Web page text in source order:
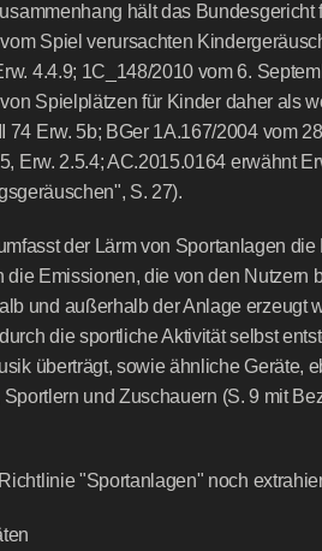
hält das Bundesgericht
Spiel verursachten
4.4.9; 1C_148/2010 vom 6.
Spielplätzen für Kinder daher als
Erw. 5b; BGer 1A.167/2004 vom
Erw. 2.5.4; AC.2015.0164 erwähnt
S. 27).
der Lärm von Sportanlagen
Emissionen, die von den Nutzern
und außerhalb der Anlage erzeugt
die sportliche Aktivität selbst
überträgt, sowie ähnliche Geräte,
und Zuschauern (S. 9 mit
"Sportanlagen" noch